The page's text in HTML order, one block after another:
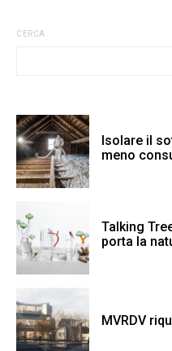
CERCA
Isolare il
meno
Talking
porta la
MVRDV